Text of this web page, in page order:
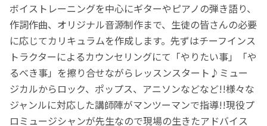
ボイストレーニングを中心にギターやピアノの弾き語り、
作詞作曲、オリジナル音源制作まで、生徒の皆さんの必要
に応じてカリキュラムを作成します。先ずはチーフインス
トラクターによるカウンセリングにて「やりたい事」「や
るべき事」を擦り合せながらレッスンスタート♪ミュー
ジカルからロック、ポップス、アニソンなどなど!!様々な
ジャンルに対応した講師陣がマンツーマンで指導!!現役プ
ロミュージシャンが先生なので現場の生きたアドバイス